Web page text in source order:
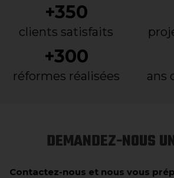
+350
clients satisfaits
+300
réformes réalisées ans
DEMANDEZ-NOUS
Contactez-nous et nous vous